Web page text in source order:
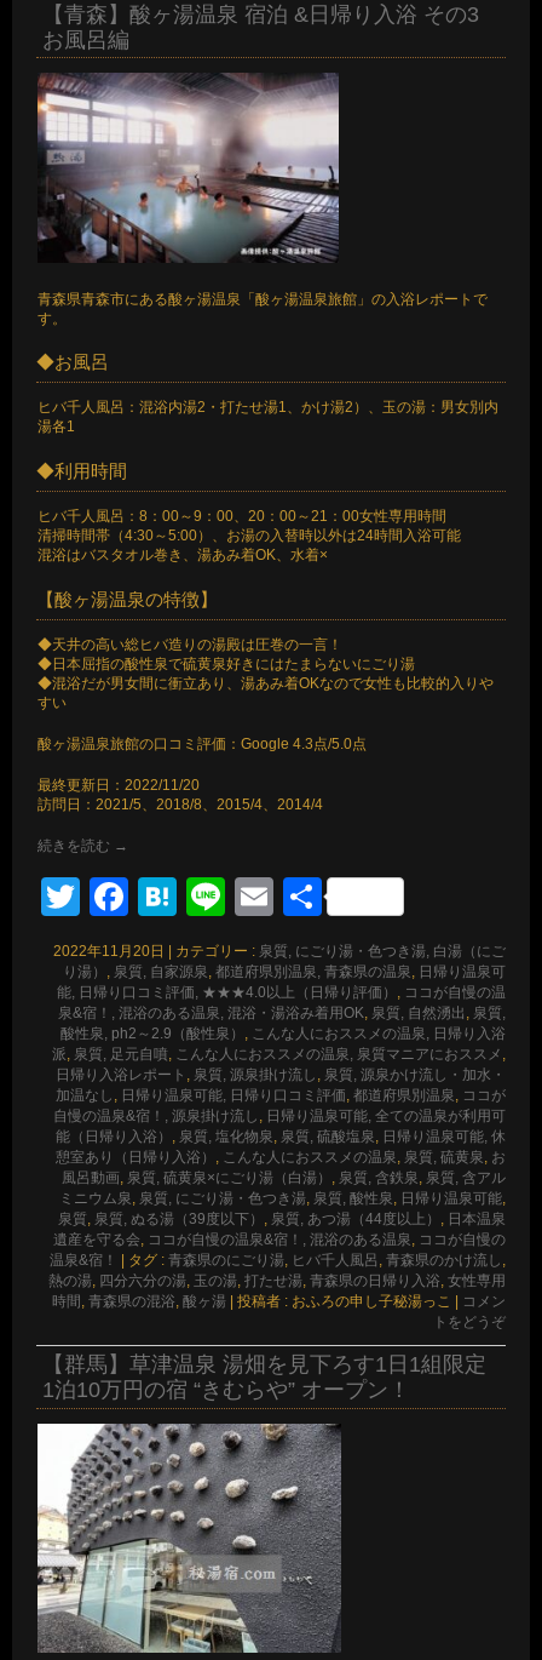
【青森】酸ヶ湯温泉 宿泊 &日帰り入浴 その3
お風呂編
青森県青森市にある酸ヶ湯温泉「酸ヶ湯温泉旅館」の入浴レポートで
す。
◆お風呂
ヒバ千人風呂：混浴内湯2・打たせ湯1、かけ湯2）、玉の湯：男女別内
湯各1
◆利用時間
ヒバ千人風呂：8：00～9：00、20：00～21：00女性専用時間
清掃時間帯（4:30～5:00）、お湯の入替時以外は24時間入浴可能
混浴はバスタオル巻き、湯あみ着OK、水着×
【酸ヶ湯温泉の特徴】
◆天井の高い総ヒバ造りの湯殿は圧巻の一言！
◆日本屈指の酸性泉で硫黄泉好きにはたまらないにごり湯
◆混浴だが男女間に衝立あり、湯あみ着OKなので女性も比較的入りや
すい
酸ヶ湯温泉旅館の口コミ評価：Google 4.3点/5.0点
最終更新日：2022/11/20
訪問日：2021/5、2018/8、2015/4、2014/4
続きを読む →
TwitterFacebook
Hatena
LineEmail
共
有
2022年11月20日 カテゴリー : 泉質, にごり湯・色つき湯, 白湯（にご
り湯） , 泉質, 自家源泉, 都道府県別温泉, 青森県の温泉, 日帰り温泉可
能, 日帰り口コミ評価, ★★★4.0以上（日帰り評価） , ココが自慢の温
泉&宿！, 混浴のある温泉, 混浴・湯浴み着用OK, 泉質, 自然湧出 , 泉質,
酸性泉, ph2～2.9（酸性泉） , こんな人におススメの温泉, 日帰り入浴
派, 泉質, 足元自噴, こんな人におススメの温泉, 泉質マニアにおススメ ,
日帰り入浴レポート , 泉質, 源泉掛け流し , 泉質, 源泉かけ流し・加水・
加温なし , 日帰り温泉可能, 日帰り口コミ評価, 都道府県別温泉, ココが
自慢の温泉&宿！, 源泉掛け流し , 日帰り温泉可能, 全ての温泉が利用可
能（日帰り入浴） , 泉質, 塩化物泉, 泉質, 硫酸塩泉, 日帰り温泉可能, 休
憩室あり（日帰り入浴） , こんな人におススメの温泉, 泉質, 硫黄泉, お
風呂動画, 泉質, 硫黄泉×にごり湯（白湯） , 泉質, 含鉄泉, 泉質, 含アル
ミニウム泉, 泉質, にごり湯・色つき湯, 泉質, 酸性泉, 日帰り温泉可能,
泉質, 泉質, ぬる湯（39度以下） , 泉質, あつ湯（44度以上） , 日本温泉
遺産を守る会, ココが自慢の温泉&宿！, 混浴のある温泉, ココが自慢の
温泉&宿！
タグ : 青森県のにごり湯, ヒバ千人風呂 , 青森県のかけ流し ,
熱の湯, 四分六分の湯, 玉の湯, 打たせ湯, 青森県の日帰り入浴, 女性専用
時間 , 青森県の混浴, 酸ヶ湯 投稿者 : おふろの申し子秘湯っこ
コメン
トをどうぞ
【群馬】草津温泉 湯畑を見下ろす1日1組限定
1泊10万円の宿 “きむらや” オープン！